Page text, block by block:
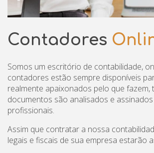
Contadores
Somos um escritório de contabilidade,
contadores estão sempre disponíveis
realmente apaixonados pelo que fazem,
documentos são analisados e
profissionais.
Assim que contratar a nossa
legais e fiscais de sua empresa estarão